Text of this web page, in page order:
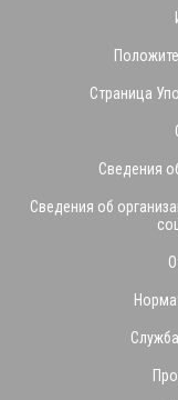
Страница
Сведения
Сведения об